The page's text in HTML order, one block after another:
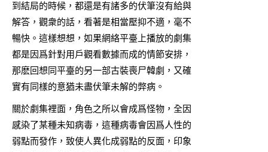
到結局的時候，都還是有諸多的伏筆沒有給與
解答，觀衆的話，看著是相當壓抑不適，毫不
暢快。這樣想想，如果網絡平臺上播放的劇集
都是因爲針對用戶觀看數據而成的情節安排，
那麽回想同平臺的另一部古裝喪尸韓劇，又確
實有同樣的意猶未盡伏筆未解的弊病。
關於劇集裡面，角色之所以會成爲怪物，全因
感染了某種未知病毒，這種病毒會因爲人性的
弱點而發作，致使人異化成弱點的反面，印象